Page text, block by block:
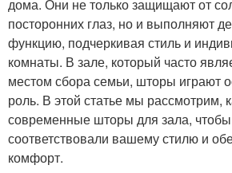
дома. Они не только защищают от
посторонних глаз, но и выполняют
функцию, подчеркивая стиль и
комнаты. В зале, который часто
местом сбора семьи, шторы играют
роль. В этой статье мы рассмотрим,
современные шторы для зала,
соответствовали вашему стилю и
комфорт.